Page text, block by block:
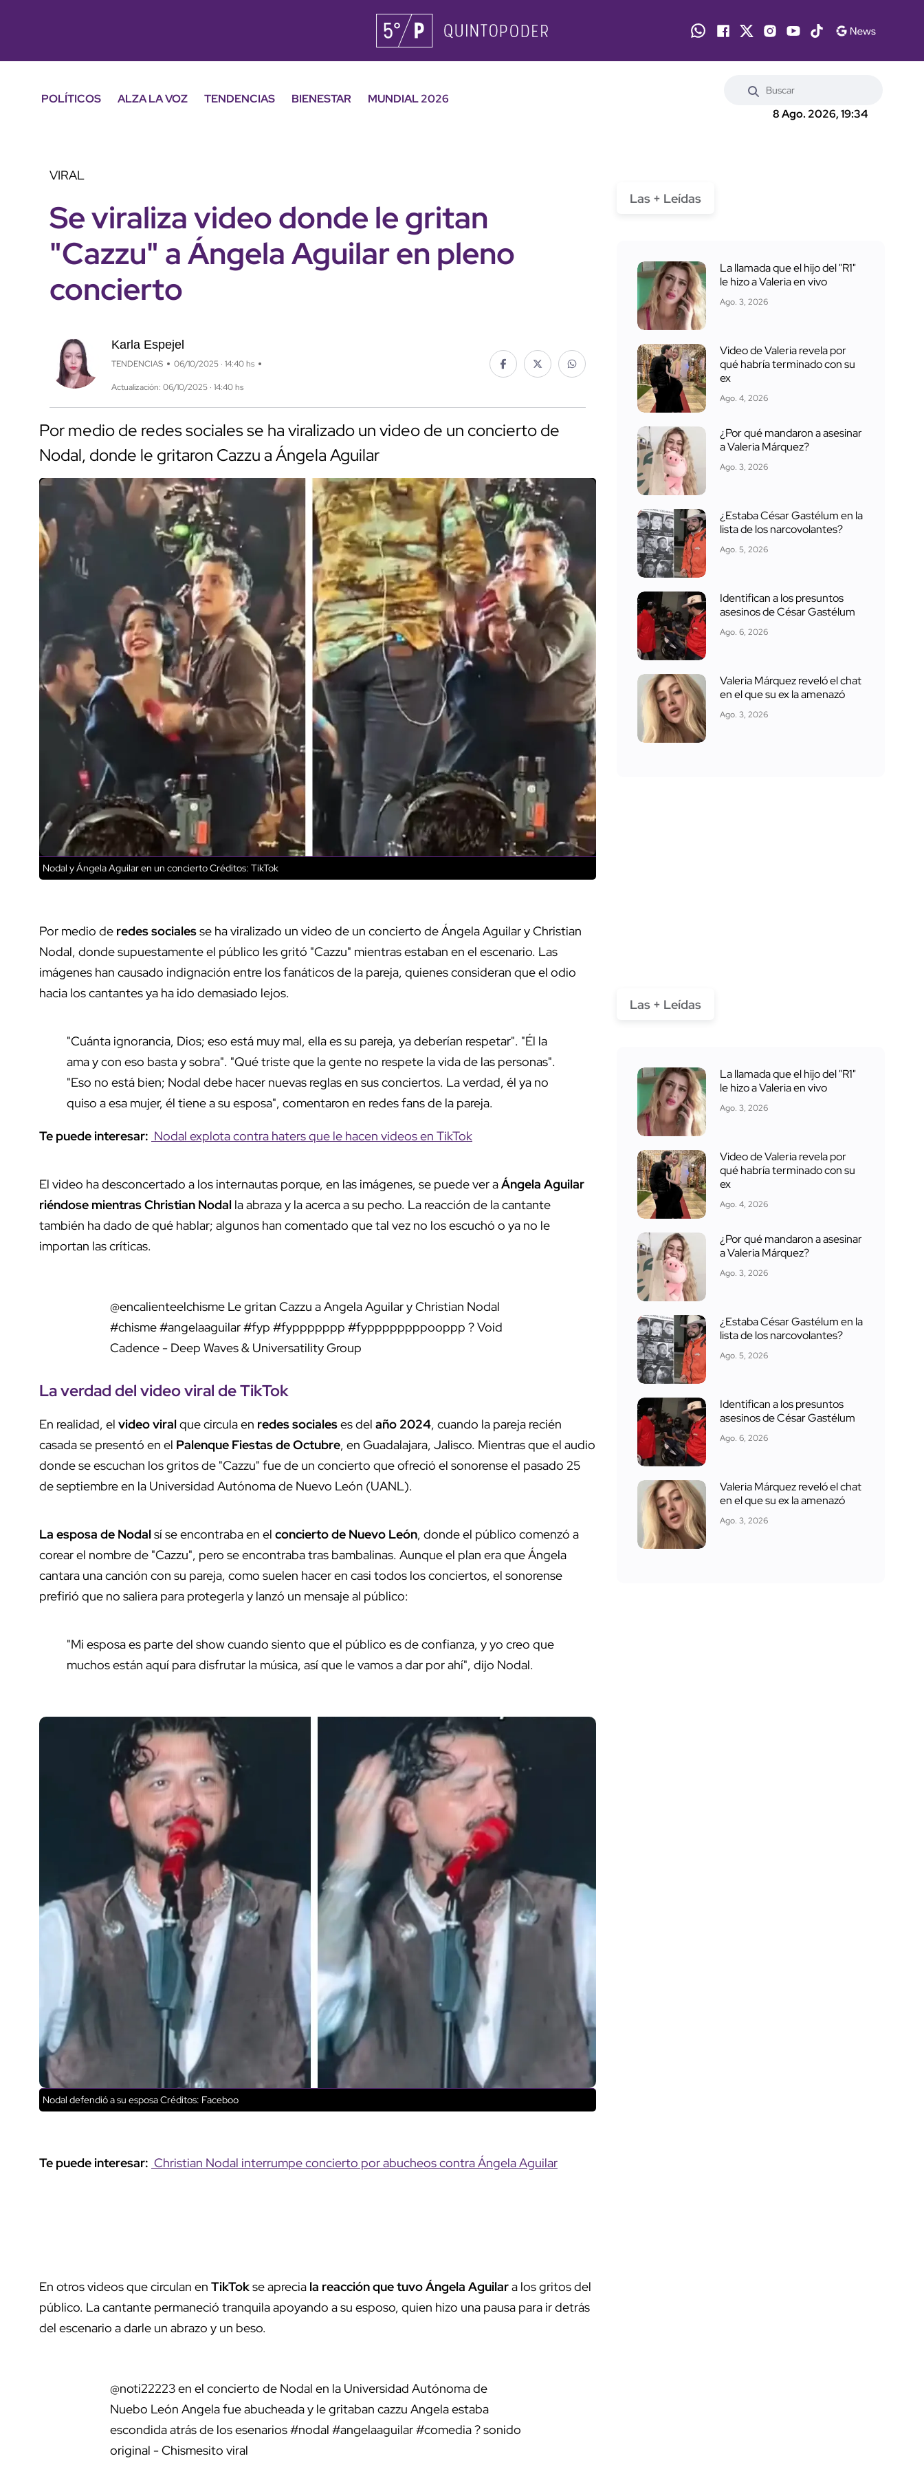
POLÍTICOS ALZA LA VOZ TENDENCIAS BIENESTAR
MUNDIAL 2026
8 Ago. 2026, 19:34
VIRAL
Se viraliza video donde le gritan
"Cazzu" a Ángela Aguilar en pleno
concierto
Karla Espejel
TENDENCIAS 06/10/2025 · 14:40 hs
Actualización: 06/10/2025 · 14:40 hs
Por medio de redes sociales se ha viralizado un video de un concierto de
Nodal, donde le gritaron Cazzu a Ángela Aguilar
Nodal y Ángela Aguilar en un conciertoCréditos: TikTok
Por medio de redes socialesse ha viralizado un video de un concierto de Ángela Aguilar y Christian
Nodal, donde supuestamente el público les gritó "Cazzu" mientras estaban en el escenario. Las
imágenes han causado indignación entre los fanáticos de la pareja, quienes consideran que el odio
hacia los cantantes ya ha ido demasiado lejos.
"Cuánta ignorancia, Dios; eso está muy mal, ella es su pareja, ya deberían respetar". "Él la
ama y con eso basta y sobra". "Qué triste que la gente no respete la vida de las personas".
"Eso no está bien; Nodal debe hacer nuevas reglas en sus conciertos. La verdad, él ya no
quiso a esa mujer, él tiene a su esposa", comentaron en redes fans de la pareja.
Te puede interesar: Nodal explota contra haters que le hacen videos en TikTok
El video ha desconcertado a los internautas porque, en las imágenes, se puede ver aÁngela Aguilar
riéndose mientras Christian Nodal la abraza y la acerca a su pecho. La reacción de la cantante
también ha dado de qué hablar; algunos han comentado que tal vez no los escuchó o ya no le
importan las críticas.
@encalienteelchismeLe gritan Cazzu a Angela Aguilar y Christian Nodal
#chisme#angelaaguilar#fyp #fyppppppp #fyppppppppooppp ? Void
Cadence - Deep Waves & Universatility Group
La verdad delvideo viralde TikTok
En realidad, el video viralque circula en redes socialeses del año 2024, cuando la pareja recién
casada se presentó en el Palenque Fiestas de Octubre, en Guadalajara, Jalisco. Mientras que el audio
donde se escuchan los gritos de "Cazzu" fue de un concierto que ofreció el sonorense el pasado 25
de septiembre en la Universidad Autónoma de Nuevo León (UANL).
La esposa de Nodalsí se encontraba en el concierto de Nuevo León, donde el público comenzó a
corear el nombre de "Cazzu", pero se encontraba tras bambalinas. Aunque el plan era que Ángela
cantara una canción con su pareja, como suelen hacer en casi todos los conciertos, el sonorense
prefirió que no saliera para protegerla y lanzó un mensaje al público:
"Mi esposa es parte del show cuando siento que el público es de confianza, y yo creo que
muchos están aquí para disfrutar la música, así que le vamos a dar por ahí", dijo Nodal.
Nodal defendió a su esposaCréditos: Faceboo
Te puede interesar: Christian Nodal interrumpe concierto por abucheos contra Ángela Aguilar
En otros videos que circulan en TikTokse aprecia la reacción que tuvo Ángela Aguilara los gritos del
público. La cantante permaneció tranquila apoyando a su esposo, quien hizo una pausa para ir detrás
del escenario a darle un abrazo y un beso.
@noti22223en el concierto de Nodal en la Universidad Autónoma de
Nuebo León Angela fue abucheada y le gritaban cazzu Angela estaba
escondida atrás de los esenarios#nodal #angelaaguilar#comedia? sonido
original - Chismesito viral
Las + Leídas
La llamada que el hijo del "R1"
le hizo a Valeria en vivo
Ago. 3, 2026
Video de Valeria revela por
qué habría terminado con su
ex
Ago. 4, 2026
¿Por qué mandaron a asesinar
a Valeria Márquez?
Ago. 3, 2026
¿Estaba César Gastélum en la
lista de los narcovolantes?
Ago. 5, 2026
Identifican a los presuntos
asesinos de César Gastélum
Ago. 6, 2026
Valeria Márquez reveló el chat
en el que su ex la amenazó
Ago. 3, 2026
Las + Leídas
La llamada que el hijo del "R1"
le hizo a Valeria en vivo
Ago. 3, 2026
Video de Valeria revela por
qué habría terminado con su
ex
Ago. 4, 2026
¿Por qué mandaron a asesinar
a Valeria Márquez?
Ago. 3, 2026
¿Estaba César Gastélum en la
lista de los narcovolantes?
Ago. 5, 2026
Identifican a los presuntos
asesinos de César Gastélum
Ago. 6, 2026
Valeria Márquez reveló el chat
en el que su ex la amenazó
Ago. 3, 2026